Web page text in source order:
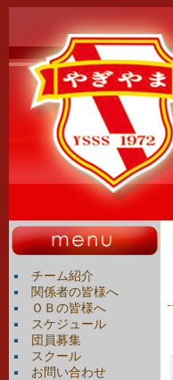
チーム紹介
関係者の皆様へ
ＯＢの皆様へ
スケジュール
団員募集
スクール
お問い合わせ